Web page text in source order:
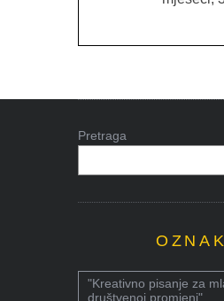
Pretraga
"Kreativno pisanje za
društvenoj promjeni"